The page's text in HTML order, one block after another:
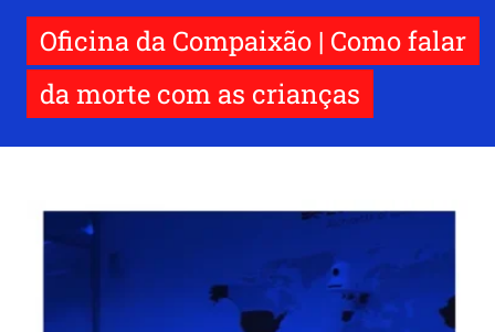
Oficina da Compaixão | Como falar
da morte com as crianças